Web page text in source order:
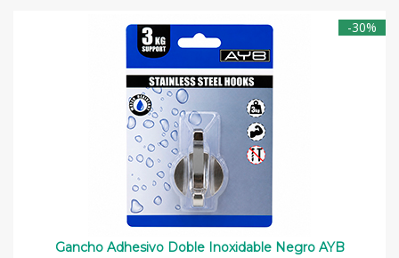
-30%
Gancho Adhesivo Doble Inoxidable Negro AYB